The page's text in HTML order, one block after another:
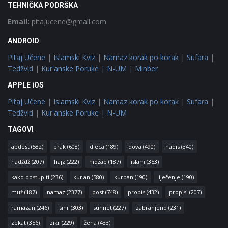
TEHNIČKA PODRŠKA
Email: pitajucene@gmail.com
ANDROID
Pitaj Učene | Islamski Kviz | Namaz korak po korak | Sufara |
Tedžvid | Kur'anske Poruke | N-UM | Minber
APPLE iOS
Pitaj Učene | Islamski Kviz | Namaz korak po korak | Sufara |
Tedžvid | Kur'anske Poruke | N-UM
TAGOVI
abdest (582) brak (608) djeca (189) dova (490) hadis (340)
hadždž (207) hajz (222) hidžab (187) islam (353)
kako postupiti (236) kur'an (580) kurban (190) liječenje (190)
muž (187) namaz (2377) post (748) propis (432) propisi (207)
ramazan (246) sihr (303) sunnet (227) zabranjeno (231)
zekat (356) zikr (229) žena (433)